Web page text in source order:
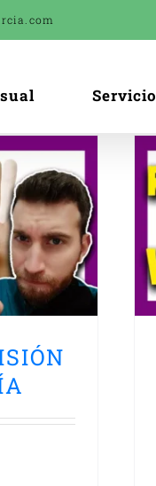
la VISIÓN
para la